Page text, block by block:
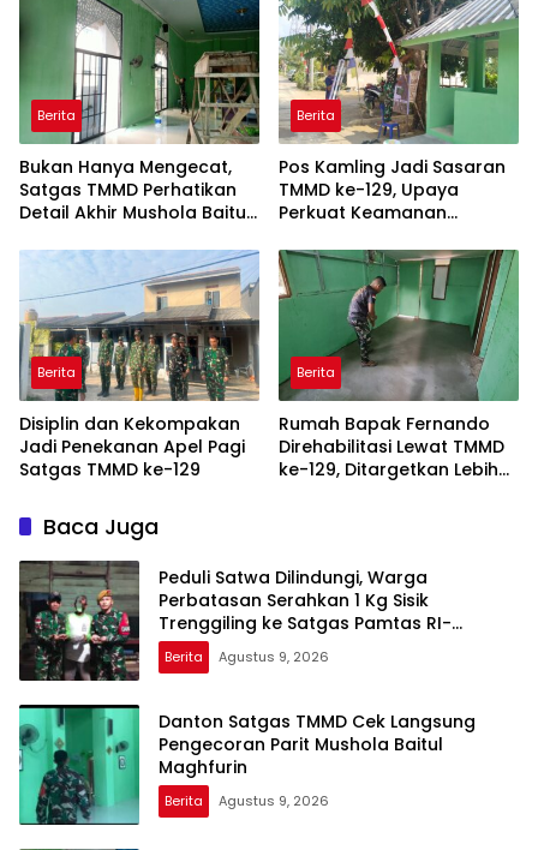
Yonarmed 19/Bogani
Berita
Bukan Hanya Mengecat,
Satgas TMMD Perhatikan
Detail Akhir Mushola Baitul
Berita
Pos Kamling Jadi Sasaran
TMMD ke-129, Upaya
Perkuat Keamanan
Berita
Disiplin dan Kekompakan
Jadi Penekanan Apel Pagi
Satgas TMMD ke-129
Berita
Rumah Bapak Fernando
Direhabilitasi Lewat TMMD
ke-129, Ditargetkan Lebih
Baca Juga
Peduli Satwa Dilindungi, Warga
Perbatasan Serahkan 1 Kg Sisik
Trenggiling ke Satgas Pamtas RI-
Malaysia Yonarmed 19/Bogani
Berita Agustus 9, 2026
Danton Satgas TMMD Cek Langsung
Pengecoran Parit Mushola Baitul
Maghfurin
Berita Agustus 9, 2026